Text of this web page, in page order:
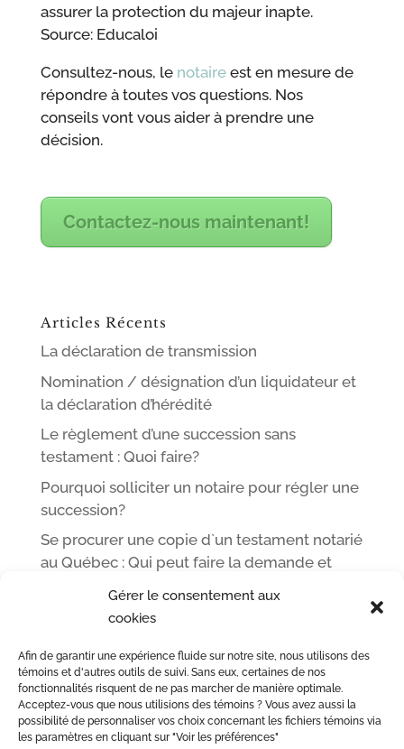
Gérer le consentement aux
cookies
Afin de garantir une expérience fluide sur notre site, nous utilisons des
témoins et d'autres outils de suivi. Sans eux, certaines de nos
fonctionnalités risquent de ne pas marcher de manière optimale.
Acceptez-vous que nous utilisions des témoins ? Vous avez aussi la
possibilité de personnaliser vos choix concernant les fichiers témoins via
les paramètres en cliquant sur "Voir les préférences"
assurer la protection du majeur inapte.
Source: Educaloi
Consultez-nous, le notaireest en mesure de
répondre à toutes vos questions. Nos
conseils vont vous aider à prendre une
décision.
Contactez-nous maintenant!
Articles Récents
La déclaration de transmission
Nomination / désignation d’un liquidateur et
la déclaration d’hérédité
Le règlement d’une succession sans
testament : Quoi faire?
Pourquoi solliciter un notaire pour régler une
succession?
Se procurer une copie d`un testament notarié
au Québec : Qui peut faire la demande et
ACCUEIL
L’ÉQUIPE DE ME LEOPOLD LINCÀ NOTAIRE
ACTE NOTARIÉ / CERTIFICATION
OUTILS
BLOG
NOUS JOINDRE